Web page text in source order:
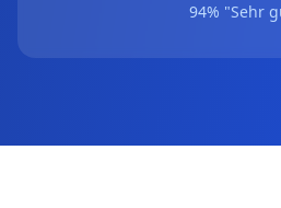
94% "Sehr